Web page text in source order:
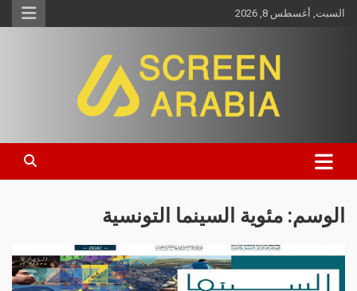
السبت, أغسطس 8, 2026
Screen Arabia
الوسم: مئوية السينما التونسية